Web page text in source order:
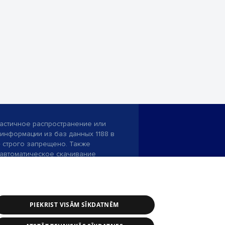
распространение или
из баз данных 1188 в
запрещено. Также
скачивание
PIEKRIST VISĀM SĪKDATNĒM